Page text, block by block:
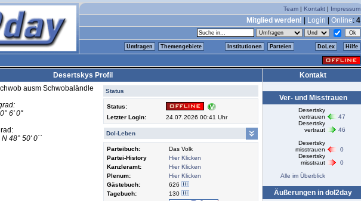
Team | Kontakt | Impressum
Mitglied werden! Login Online: 4
Umfragen Themengebiete Institutionen Parteien DoLex Hilfe
Desertskys Profil
Status
Status:
Letzter Login:
24.07.2026 00:41 Uhr
Dol-Leben
Parteibuch:
Das Volk
Partei-History
Hier Klicken
Kanzleramt:
Hier Klicken
Plenum:
Hier Klicken
Gästebuch:
626
Tagebuch:
130
ausm Schwobaländle
6' 0''
N 48° 50' 0``
Kontakt
Ver- und Misstrauen
Desertsky
vertrauen
47
Desertsky
vertraut
46
Desertsky
misstrauen
0
Desertsky
misstraut
0
Alle im Überblick
Äußerungen in dol2day